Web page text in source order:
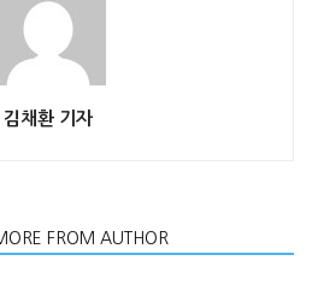
김채환 기자
FROM AUTHOR